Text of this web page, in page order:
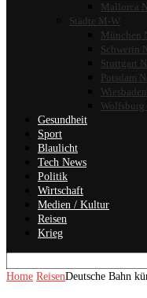
Mallorca
Städte M-W
München
Schwerin
Stuttgart
Potsdam
Wolfsburg
Gesundheit
Sport
Blaulicht
Tech News
Politik
Wirtschaft
Medien / Kultur
Reisen
Krieg
Home ReisenDeutsche Bahn